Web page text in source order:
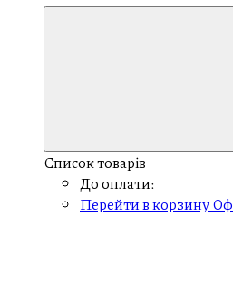
Список товарів
До оплати:
Перейти в корзину